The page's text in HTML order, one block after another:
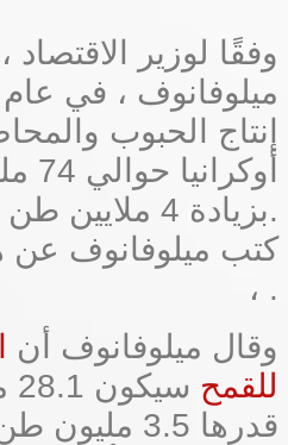
وفقًا لوزير الاقتصاد
إنتاج الحبوب
بزيادة 4 ملايين طن عن عام 2018.
كتب ميلوفانوف عن
، .
وقال ميلوفانوف أن
للقمح